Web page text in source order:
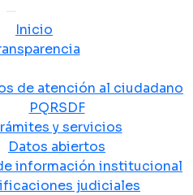
Inicio
de atención al ciudadano
PQRSDF
y servicios
Datos abiertos
información institucional
judiciales